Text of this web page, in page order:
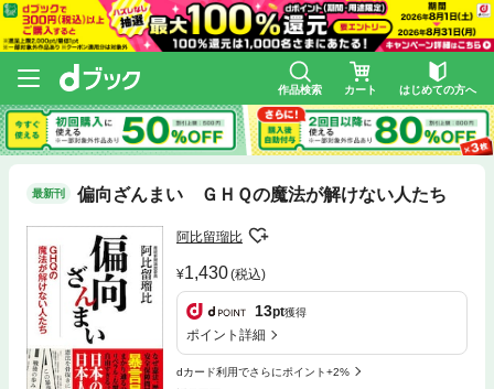
作品検索 カート はじめての方へ
最新刊 偏向ざんまい ＧＨＱの魔法が解けない人たち
阿比留瑠比
1,430(税込)
13pt獲得
ポイント詳細
dカード利用でさらにポイント+2%